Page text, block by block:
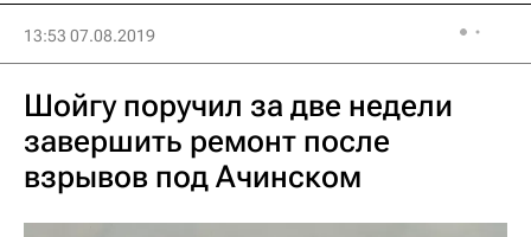
13:53 07.08.2019
Шойгу поручил за две недели
завершить ремонт после
взрывов под Ачинском